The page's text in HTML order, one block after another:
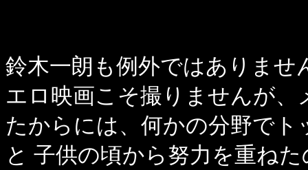
鈴木一朗も例外ではありませ
エロ映画こそ撮りませんが
たからには、何かの分野で
と 子供の頃から努力を重ね